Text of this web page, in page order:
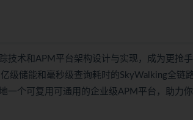
技术和APM平台架构设计与实现，成为更抢
级储能和毫秒级查询耗时的SkyWalking全链
一个可复用可通用的企业级APM平台，助力